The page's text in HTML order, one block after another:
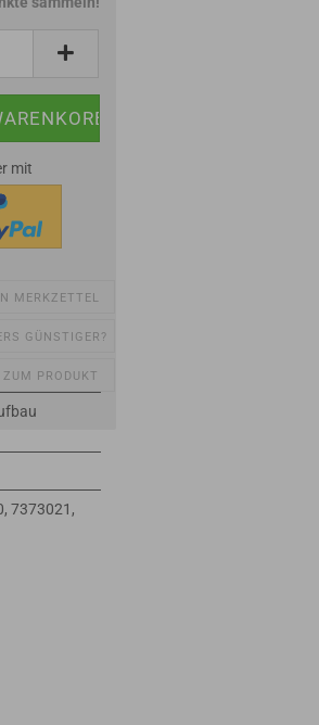
mit
MERKZETTEL
GÜNSTIGER?
ZUM PRODUKT
7373021,